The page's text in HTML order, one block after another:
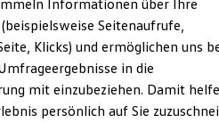
Class bei Volkswagen
Informationen über Ihre
Seitenaufrufe,
Klicks) und ermöglichen uns
in die
mit einzubeziehen. Damit
persönlich auf Sie